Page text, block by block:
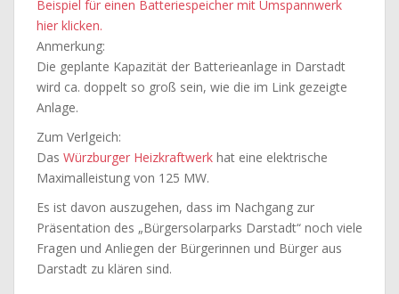
Beispiel für einen Batteriespeicher mit Umspannwerk
hier klicken.
Anmerkung:
Die geplante Kapazität der Batterieanlage in Darstadt
wird ca. doppelt so groß sein, wie die im Link gezeigte
Anlage.
Zum Verlgeich:
Das Würzburger Heizkraftwerk hat eine elektrische
Maximalleistung von 125 MW.
Es ist davon auszugehen, dass im Nachgang zur
Präsentation des „Bürgersolarparks Darstadt“ noch viele
Fragen und Anliegen der Bürgerinnen und Bürger aus
Darstadt zu klären sind.